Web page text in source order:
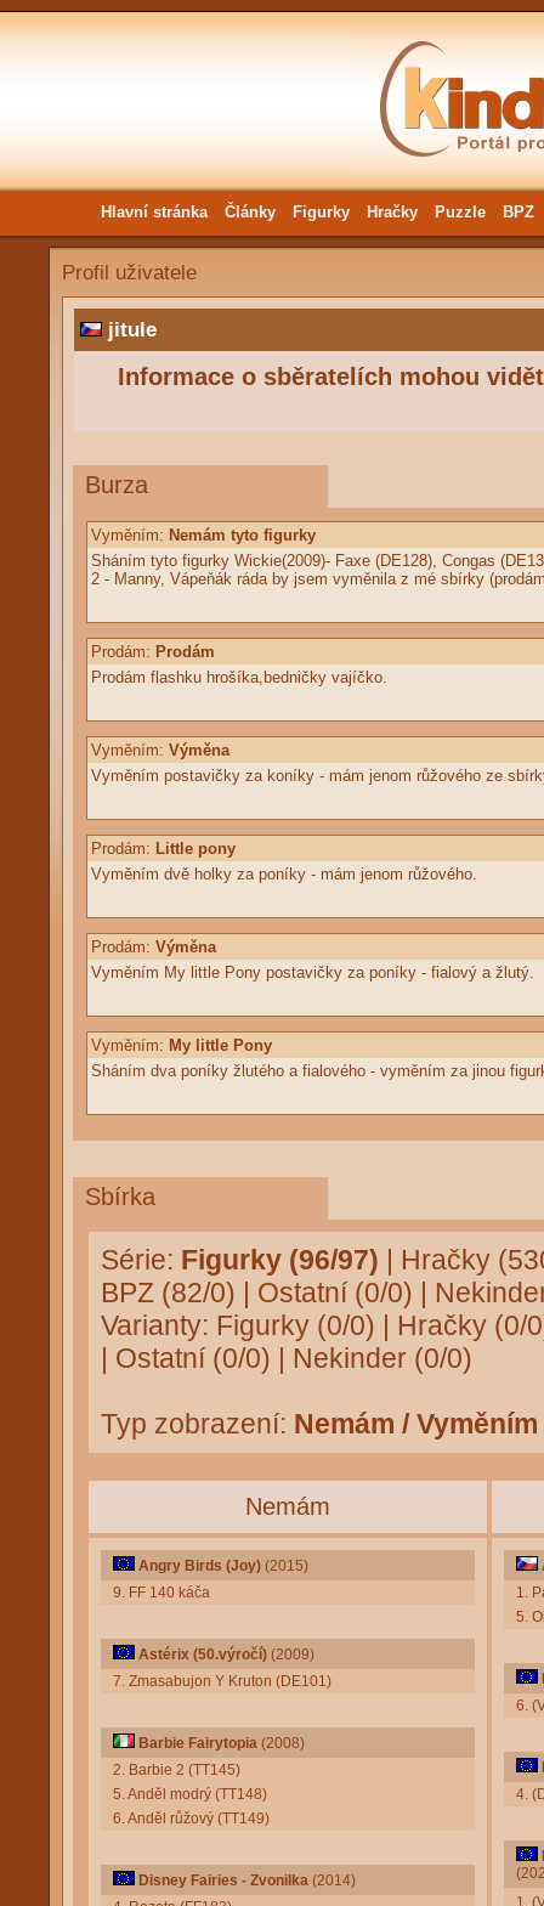
Hlavní stránka Články Figurky Hračky Puzzle BPZ
Profil uživatele
jitule
Informace o sběratelích mohou
Burza
Vyměním: Nemám tyto figurky
Sháním tyto figurky Wickie(2009)- Faxe (DE128), Congas
2 - Manny, Vápeňák ráda by jsem vyměnila z mé sbírky
Prodám: Prodám
Prodám flashku hrošíka,bedničky vajíčko.
Vyměním: Výměna
Vyměním postavičky za koníky - mám jenom růžového ze
Prodám: Little pony
Vyměním dvě holky za poníky - mám jenom růžového.
Prodám: Výměna
Vyměním My little Pony postavičky za poníky - fialový a žlutý.
Vyměním: My little Pony
Sháním dva poníky žlutého a fialového - vyměním za jinou
Sbírka
Série: Figurky (96/97) | Hračky
BPZ (82/0) | Ostatní (0/0) |
Varianty: Figurky (0/0) | Hračky (0/
| Ostatní (0/0) | Nekinder (0/0)
Typ zobrazení: Nemám / Vyměním
Nemám
Angry Birds (Joy) (2015)
9. FF 140 káča
Astérix (50.výročí) (2009)
7. Zmasabujon Y Kruton (DE101)
Barbie Fairytopia (2008)
2. Barbie 2 (TT145)
5. Anděl modrý (TT148)
6. Anděl růžový (TT149)
Disney Fairies - Zvonilka (2014)
1.
5.
6.
4.
1.